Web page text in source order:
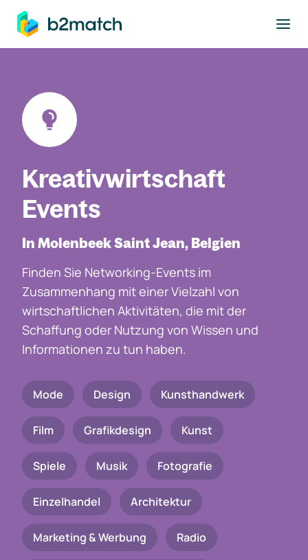
springen
Kreativwirtschaft
Events
In Molenbeek Saint Jean, Belgien
Finden Sie Networking-Events im
Zusammenhang mit einer Vielzahl von
wirtschaftlichen Aktivitäten, die mit der
Schaffung oder Nutzung von Wissen und
Informationen zu tun haben.
Mode Design Kunsthandwerk
Film Grafikdesign Kunst
Spiele Musik Fotografie
Einzelhandel Architektur
Marketing & Werbung Radio